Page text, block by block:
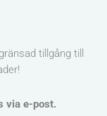
tillgång till
via e-post.